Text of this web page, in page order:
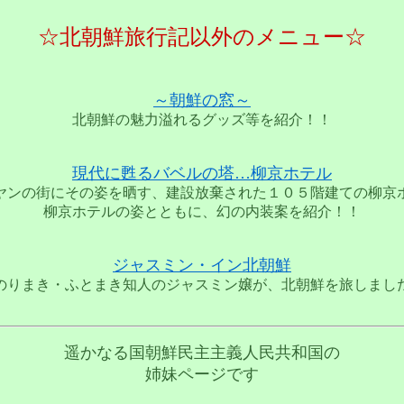
☆北朝鮮旅行記以外のメニュー☆
～朝鮮の窓～
北朝鮮の魅力溢れるグッズ等を紹介！！
現代に甦るバベルの塔…柳京ホテル
ンの街にその姿を晒す、建設放棄された１０５階建ての柳京
柳京ホテルの姿とともに、幻の内装案を紹介！！
ジャスミン・イン北朝鮮
りまき・ふとまき知人のジャスミン嬢が、北朝鮮を旅しまし
遥かなる国朝鮮民主主義人民共和国の
姉妹ページです